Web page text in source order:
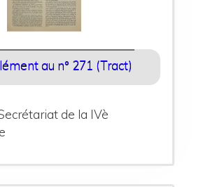
au n° 271 (Tract)
de la IVè